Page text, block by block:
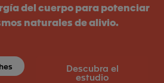
del cuerpo para potenciar
naturales de alivio.
Descubra el
estudio